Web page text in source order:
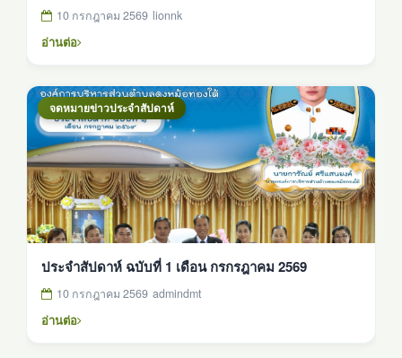
10 กรกฎาคม 2569 lionnk
อ่านต่อ
จดหมายข่าวประจำสัปดาห์
ประจำสัปดาห์ ฉบับที่ 1 เดือน กรกรฎาคม 2569
10 กรกฎาคม 2569 admindmt
อ่านต่อ